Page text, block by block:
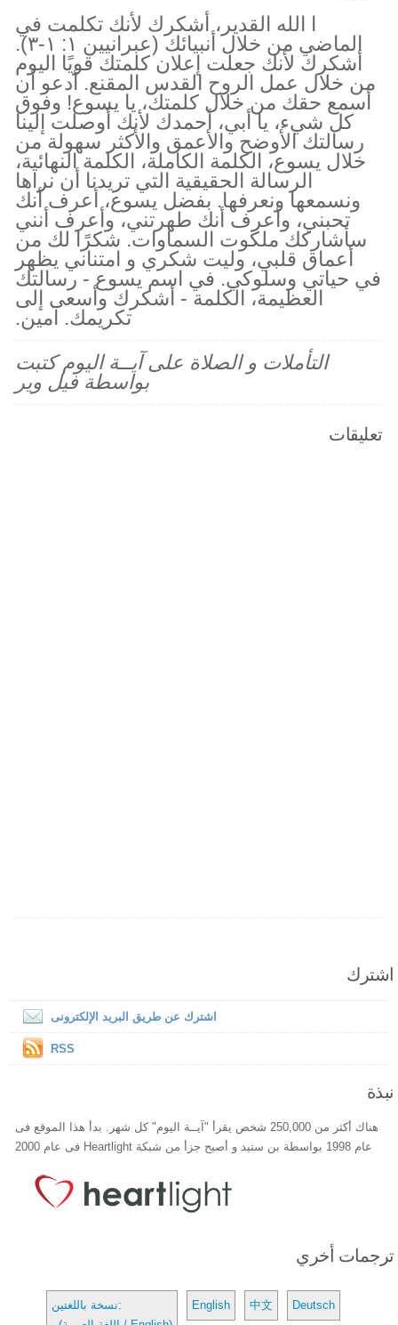
ا الله القدير، أشكرك لأنك تكلمت في
الماضي من خلال أنبيائك (عبرانيين ١: ١-٣).
أشكرك لأنك جعلت إعلان كلمتك قويًا اليوم
من خلال عمل الروح القدس المقنع. أدعو أن
أسمع حقك من خلال كلمتك، يا يسوع! وفوق
كل شيء، يا أبي، أحمدك لأنك أوصلت إلينا
رسالتك الأوضح والأعمق والأكثر سهولة من
خلال يسوع، الكلمة الكاملة، الكلمة النهائية،
الرسالة الحقيقية التي تريدنا أن نراها
ونسمعها ونعرفها. بفضل يسوع، أعرف أنك
تحبني، وأعرف أنك طهرتني، وأعرف أنني
سأشاركك ملكوت السماوات. شكرًا لك من
أعماق قلبي، وليت شكري و امتناني يظهر
في حياتي وسلوكي. في اسم يسوع - رسالتك
العظيمة، الكلمة - أشكرك وأسعى إلى
تكريمك. آمين.
التأملات و الصلاة على آيــة اليوم كتبت
بواسطة فيل وير
تعليقات
اشترك
اشترك عن طريق البريد الإلكترونى
RSS
نبذة
هناك أكثر من 250,000 شخص يقرأ "آيــة اليوم" كل شهر. بدأ هذا الموقع فى
عام 1998 بواسطة بن ستيد و أصبح جزأ من شبكة Heartlight فى عام 2000
ترجمات أخري
نسخة باللغتين:
English 中文 Deutsch